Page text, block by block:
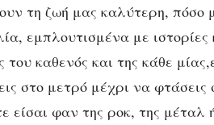
τη ζωή μας καλύτερη, πόσο
εμπλουτισμένα με
καθενός και της κάθε
στο μετρό μέχρι να
είσαι φαν της ροκ, της μέταλ